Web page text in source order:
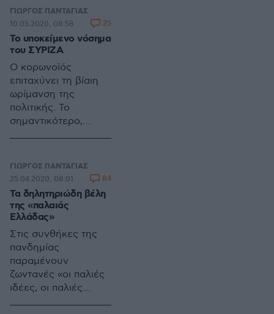
κοινωνικό και
οικονομικό κενό.
ΓΙΩΡΓΟΣ ΠΑΝΤΑΓΙΑΣ
Το υποκείμενο νόσημα
του ΣΥΡΙΖΑ
Ο κορωνοϊός
επιταχύνει τη βίαιη
ωρίμανση της
πολιτικής. Το
σημαντικότερο,
τούτο διότι οι
εκφραστές του «δεν
αντιμετωπίζουν τις
εξελίξεις ως
συστατικό στοιχείο
της ίδιας της
πραγματικότητας,
αλλά ως μέσο για να
στραφούν εναντίον
της» (Μιχάλης
Σπουρδαλάκης,
«Λαϊκισμός και
10.05.2020, 08:58 25
ΓΙΩΡΓΟΣ ΠΑΝΤΑΓΙΑΣ
Τα δηλητηριώδη βέλη
της «παλαιάς
Ελλάδας»
Στις συνθήκες της
πανδημίας
παραμένουν
ζωντανές «οι παλιές
ιδέες, οι παλιές
25.04.2020, 08:01 84